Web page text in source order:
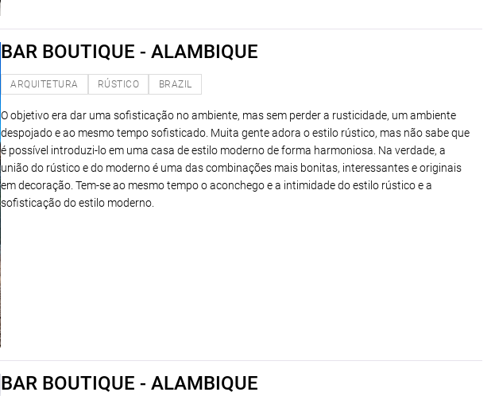
BAR BOUTIQUE - ALAMBIQUE
ARQUITETURA RÚSTICO BRAZIL
O objetivo era dar uma sofisticação no ambiente, mas sem perder a rusticidade, um ambiente
despojado e ao mesmo tempo sofisticado. Muita gente adora o estilo rústico, mas não sabe que
é possível introduzi-lo em uma casa de estilo moderno de forma harmoniosa. Na verdade, a
união do rústico e do moderno é uma das combinações mais bonitas, interessantes e originais
em decoração. Tem-se ao mesmo tempo o aconchego e a intimidade do estilo rústico e a
sofisticação do estilo moderno.
BAR BOUTIQUE - ALAMBIQUE